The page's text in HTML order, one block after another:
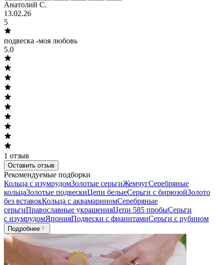
Анатолий С.
13.02.26
5
подвеска -моя любовь
5.0
1 отзыв
Оставить отзыв
Рекомендуемые подборки
Кольца с изумрудомЗолотые серьгиЖемчугСеребряные
кольцаЗолотые подвескиЦепи белыеСерьги с бирюзойЗолото
без вставокКольца с аквамариномСеребряные
серьгиПравославные украшенияЦепи 585 пробыСерьги
с изумрудомЯпонияПодвески с фианитамиСерьги с рубином
Подробнее